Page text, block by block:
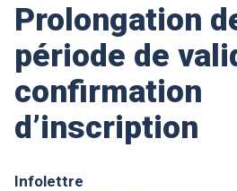
Prolongation
période de
confirmation
d’inscription
Infolettre